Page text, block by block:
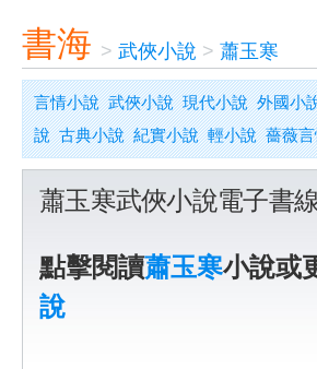
書海 > 武俠小說 > 蕭玉寒
言情小說 武俠小說 現代小說 外國小
說 古典小說 紀實小說 輕小說 薔薇
蕭玉寒武俠小說電子書
點擊閱讀蕭玉寒小說或
說